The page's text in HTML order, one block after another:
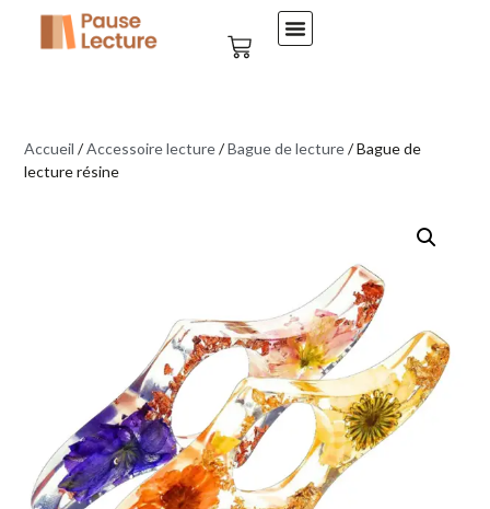
Accueil /Accessoire lecture/Bague de lecture/ Bague de
lecture résine